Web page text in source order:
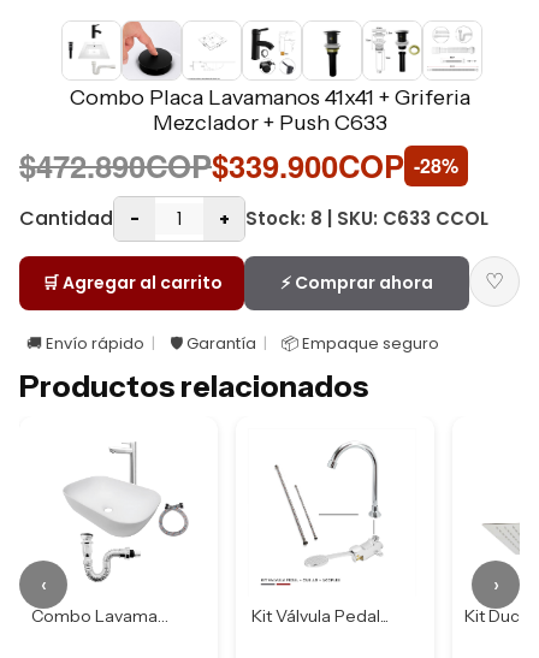
Combo Placa Lavamanos 41x41 + Griferia
Mezclador + Push C633
$472.890COP$339.900COP -28%
Cantidad
- + Stock: 8 | SKU: C633 CCOL
🛒 Agregar al carrito ⚡ Comprar ahora ♡
🚚 Envío rápido 🛡️ Garantía 📦 Empaque seguro
Productos relacionados
Combo Lavamanos B... Kit Válvula Pedal...
‹ ›